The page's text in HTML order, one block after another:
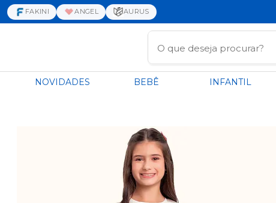
FAKINI ANGEL AURUS
NOVIDADES BEBÊ INFANTIL